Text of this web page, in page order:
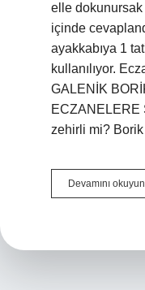
elle dokunursak
içinde
ayakkabıya 1
kullanılıyor.
GALENİK
ECZANELERE
zehirli mi?
Devamını okuyun